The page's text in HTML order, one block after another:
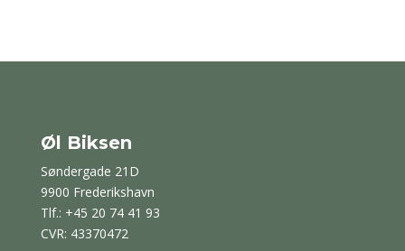
Øl Biksen
Søndergade 21D
9900 Frederikshavn
Tlf.: +45 20 74 41 93
CVR: 43370472